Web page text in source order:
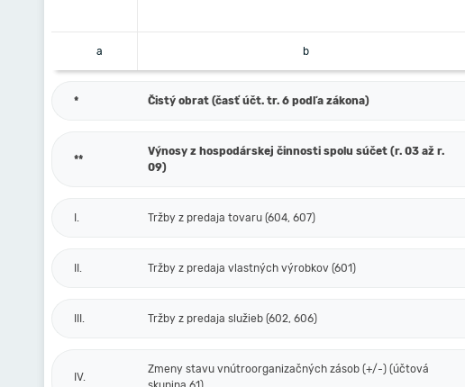
a b
* Čistý obrat (časť účt. tr. 6 podľa zákona)
**
Výnosy z hospodárskej činnosti spolu súčet (r. 03 až r.
09)
I. Tržby z predaja tovaru (604, 607)
II. Tržby z predaja vlastných výrobkov (601)
III. Tržby z predaja služieb (602, 606)
IV.
Zmeny stavu vnútroorganizačných zásob (+/-) (účtová